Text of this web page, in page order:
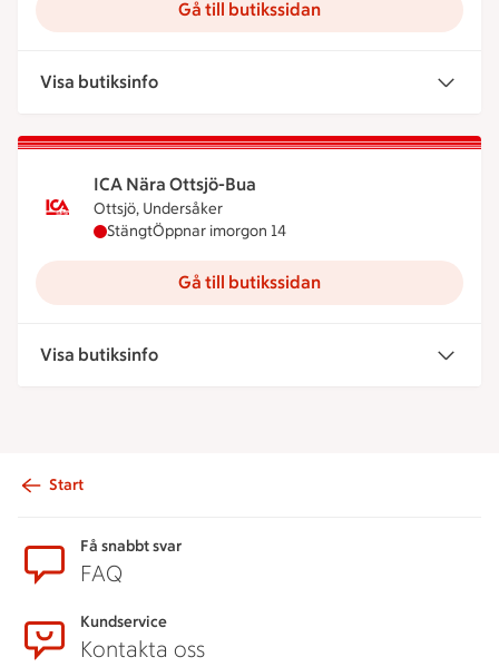
Gå till butikssidan
Visa butiksinfo
ICA Nära Ottsjö-Bua
Ottsjö, Undersåker
ICA Nära Ottsjö-Bua har stängt idag, öppnar
StängtÖppnar imorgon 14
Gå till butikssidan
Visa butiksinfo
Start
Få snabbt svar
FAQ
Kundservice
Kontakta oss